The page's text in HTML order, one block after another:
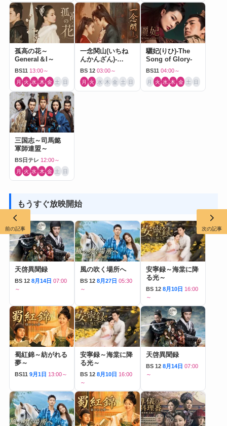
孤高の花～
General＆I～
BS11 13:00～
月 火 水 木 金 土 日
一念関山(いちね
んかんざん)-
Journey to Love-
BS 12 03:00～
月 火 水 木 金 土 日
驪妃(りひ)-The
Song of Glory-
BS11 04:00～
月 火 水 木 金 土 日
三国志～司馬懿
軍師連盟～
BS日テレ 12:00～
月 火 水 木 金 土 日
もうすぐ放映開始
天啓異聞録
BS 12 8月14日 07:00
～
風の吹く場所へ
BS 12 8月27日 05:30
～
安寧録～海棠に降
る光～
BS 12 8月10日 16:00
～
蜀紅錦～紡がれる
夢～
BS11 9月1日 13:00～
安寧録～海棠に降
る光～
BS 12 8月10日 16:00
～
天啓異聞録
BS 12 8月14日 07:00
～
前の記事 次の記事